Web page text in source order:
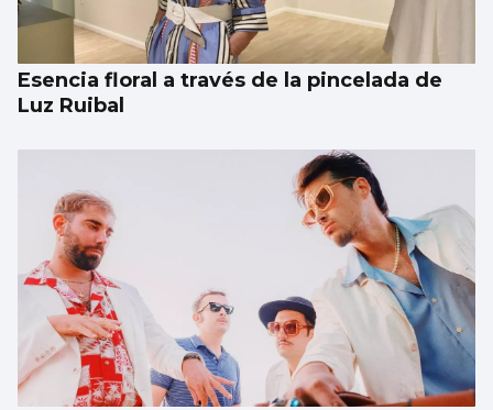
Esencia floral a través de la pincelada de
Luz Ruibal